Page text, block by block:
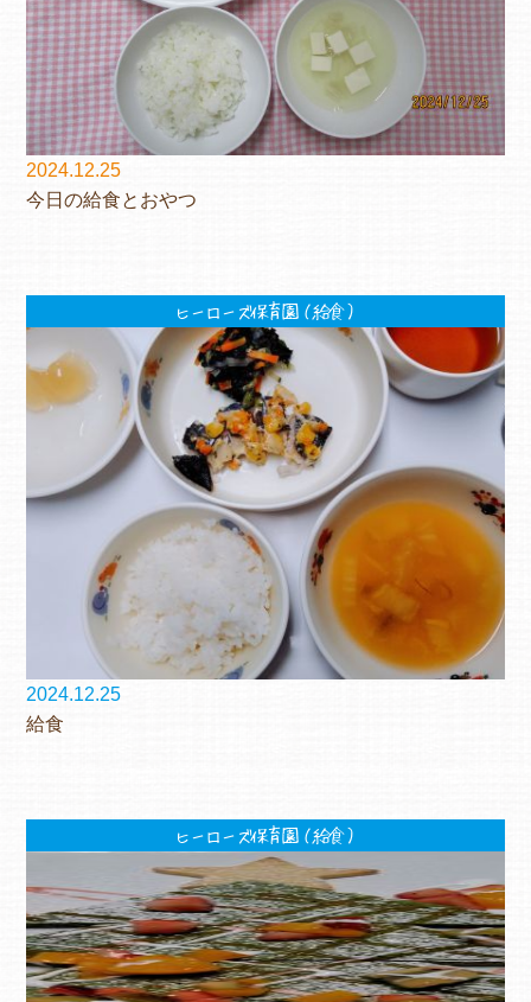
2024.12.25
今日の給食とおやつ
ヒーローズ保育園（給食）
2024.12.25
給食
ヒーローズ保育園（給食）